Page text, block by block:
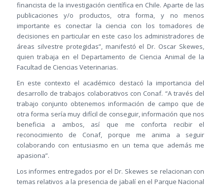
financista de la investigación científica en Chile. Aparte de las
publicaciones y/o productos, otra forma, y no menos
importante es conectar la ciencia con los tomadores de
decisiones en particular en este caso los administradores de
áreas silvestre protegidas”, manifestó el Dr. Oscar Skewes,
quien trabaja en el Departamento de Ciencia Animal de la
Facultad de Ciencias Veterinarias.
En este contexto el académico destacó la importancia del
desarrollo de trabajos colaborativos con Conaf. “A través del
trabajo conjunto obtenemos información de campo que de
otra forma sería muy difícil de conseguir, información que nos
beneficia a ambos, así que me conforta recibir el
reconocimiento de Conaf, porque me anima a seguir
colaborando con entusiasmo en un tema que además me
apasiona”.
Los informes entregados por el Dr. Skewes se relacionan con
temas relativos a la presencia de jabalí en el Parque Nacional